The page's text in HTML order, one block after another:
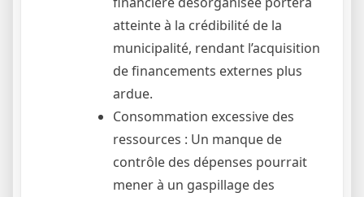
atteinte à la crédibilité de la
municipalité, rendant l’acquisition
de financements externes plus
ardue.
Consommation excessive des
ressources : Un manque de
contrôle des dépenses pourrait
mener à un gaspillage des